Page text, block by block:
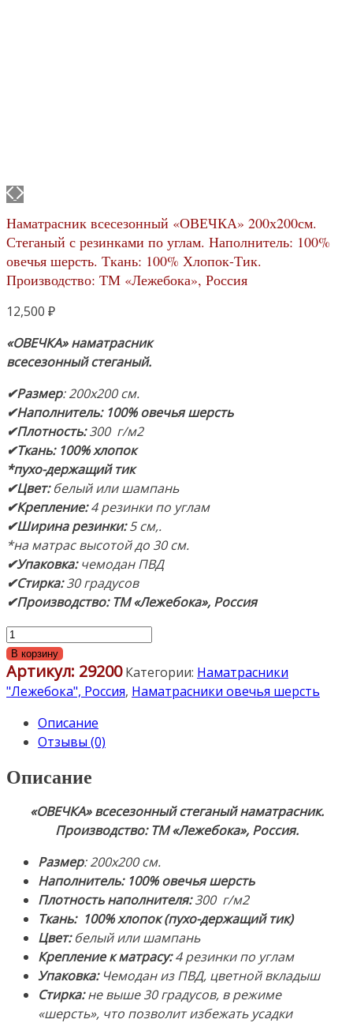
Наматрасник всесезонный «ОВЕЧКА» 200х200см.
Стеганый с резинками по углам. Наполнитель: 100%
овечья шерсть. Ткань: 100% Хлопок-Тик.
Производство: ТМ «Лежебока», Россия
12,500 ₽
«ОВЕЧКА» наматрасник
всесезонный стеганый.
✔Размер: 200х200 см.
✔Наполнитель: 100% овечья шерсть
✔Плотность:300 г/м2
✔Ткань: 100% хлопок
*пухо-держащий тик
✔Цвет:белый или шампань
✔Крепление:4 резинки по углам
✔Ширина резинки:5 см,.
*на матрас высотой до 30 см.
✔Упаковка:чемодан ПВД
✔Стирка:30 градусов
✔Производство: ТМ «Лежебока», Россия
Количество
товара
Наматрасник
всесезонный
200х200см.
Стеганый
резинками
углам.
Наполнитель:
100%
овечья
шерсть.
Ткань:
100%
Хлопок-
Тик.
Производство:
В корзину
Артикул: 29200 Категории: Наматрасники
"Лежебока", Россия, Наматрасники овечья шерсть
Описание
Отзывы (0)
Описание
«ОВЕЧКА» всесезонный стеганый наматрасник.
Производство: ТМ «Лежебока», Россия.
Размер: 200х200 см.
Наполнитель: 100% овечья шерсть
Плотность наполнителя:300 г/м2
Ткань: 100% хлопок (пухо-держащий тик)
Цвет:белый или шампань
Крепление к матрасу:4 резинки по углам
Упаковка:Чемодан из ПВД, цветной вкладыш
Стирка:не выше 30 градусов, в режиме
«шерсть», что позволит избежать усадки